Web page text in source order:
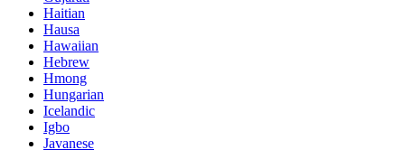
Haitian
Hausa
Hawaiian
Hebrew
Hmong
Hungarian
Icelandic
Igbo
Javanese